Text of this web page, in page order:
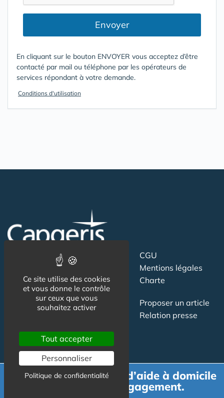
Envoyer
En cliquant sur le bouton ENVOYER vous acceptez d’être
contacté par mail ou téléphone par les opérateurs de
services répondant à votre demande.
Conditions d'utilisation
CGU
Mentions légales
Charte
Contact
Proposer un article
Relation presse
Demande de devis d’aide à domicile
gratuit et sans engagement.
Ce site utilise des cookies
et vous donne le contrôle
sur ceux que vous
souhaitez activer
Tout accepter
Personnaliser
Politique de confidentialité